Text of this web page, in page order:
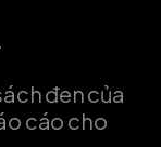
đen của
cáo cho